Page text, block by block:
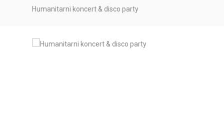
Humanitarni koncert & disco party